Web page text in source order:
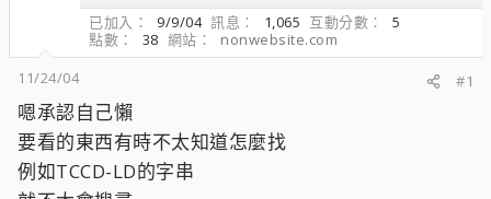
已加入
9/9/04 訊息 1,065 互動分數
5
點數
38 網站
nonwebsite.com
11/24/04
#1
嗯承認自己懶
要看的東西有時不太知道怎麼找
例如TCCD-LD的字串